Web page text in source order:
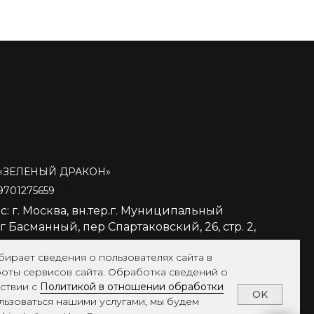
сведения о пользователях сайта в
сервисов сайта. Обработка сведений о
с Политикой в отношении обработки
нашими услугами, мы будем
OK
г. Москва, вн.тер.г. Муниципальный
Басманный, пер Спартаковский, 26, стр. 2,
конфиденциальности
Ольга Олеговна
ЗЕЛЕНЫЙ ДРАКОН»